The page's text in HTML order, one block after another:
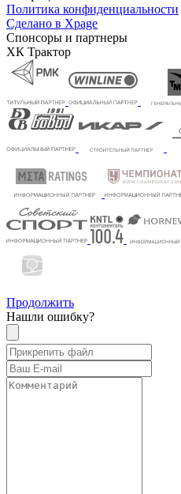
Политика конфиденциальности
Сделано в Xpage
Спонсоры и партнеры
ХК Трактор
Продолжить
Нашли ошибку?